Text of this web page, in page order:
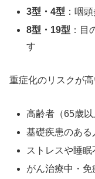
3型・4型 ：咽
8型・19型 ：目
す
重症化のリスクが高
高齢者（65歳以
基礎疾患のある
ストレスや睡
がん治療中・